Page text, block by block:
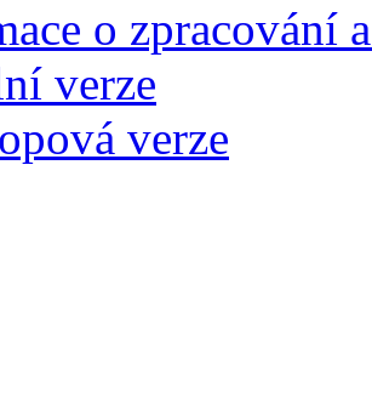
o zpracování
verze
verze